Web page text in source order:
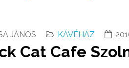
JÁNOS KÁVÉHÁZ
Cat Cafe